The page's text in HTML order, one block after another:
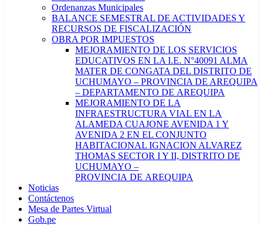
Ordenanzas Municipales
BALANCE SEMESTRAL DE ACTIVIDADES Y
RECURSOS DE FISCALIZACIÓN
OBRA POR IMPUESTOS
MEJORAMIENTO DE LOS SERVICIOS
EDUCATIVOS EN LA I.E. N°40091 ALMA
MATER DE CONGATA DEL DISTRITO DE
UCHUMAYO – PROVINCIA DE AREQUIPA
– DEPARTAMENTO DE AREQUIPA
MEJORAMIENTO DE LA
INFRAESTRUCTURA VIAL EN LA
ALAMEDA CUAJONE AVENIDA 1 Y
AVENIDA 2 EN EL CONJUNTO
HABITACIONAL IGNACION ALVAREZ
THOMAS SECTOR I Y II, DISTRITO DE
UCHUMAYO –
PROVINCIA DE AREQUIPA
Noticias
Contáctenos
Mesa de Partes Virtual
Gob.pe